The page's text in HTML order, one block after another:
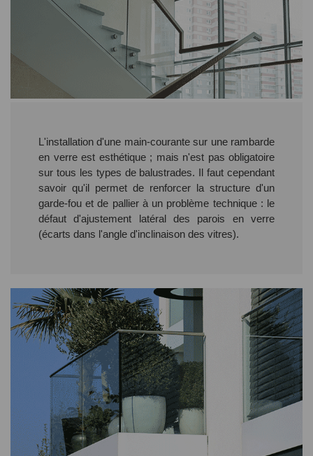
L'installation d'une main-courante sur une rambarde
en verre est esthétique ; mais n'est pas obligatoire
sur tous les types de balustrades. Il faut cependant
savoir qu'il permet de renforcer la structure d'un
garde-fou et de pallier à un problème technique : le
défaut d'ajustement latéral des parois en verre
(écarts dans l'angle d'inclinaison des vitres).